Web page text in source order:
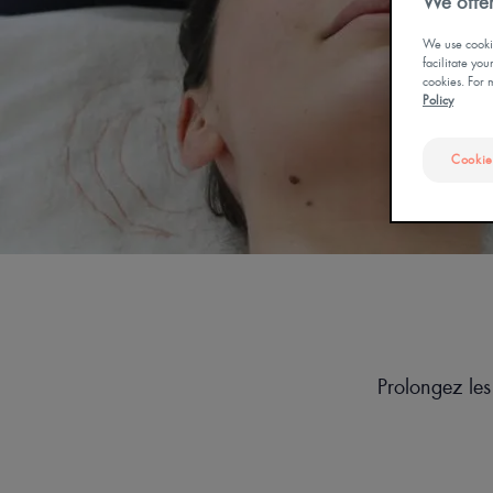
CURE THERMALE
ECZÉMA POUR BÉBÉ
OUR
Prolongez
We use
facilitate
cookies. For
Policy